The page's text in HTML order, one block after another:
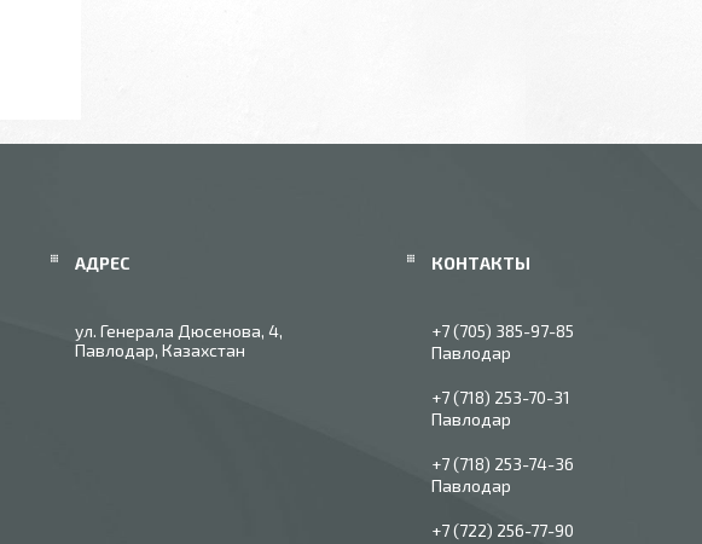
ул. Генерала Дюсенова, 4,
Павлодар, Казахстан
+7 (705) 385-97-85
Павлодар
+7 (718) 253-70-31
Павлодар
+7 (718) 253-74-36
Павлодар
+7 (722) 256-77-90